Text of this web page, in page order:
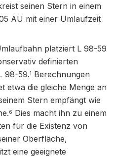
seinen Stern in einem
AU mit einer Umlaufzeit
platziert L 98-59
definierten
98-59.1 Berechnungen
etwa die gleiche Menge an
Stern empfängt wie
6 Dies macht ihn zu einem
für die Existenz von
Oberfläche,
eine geeignete